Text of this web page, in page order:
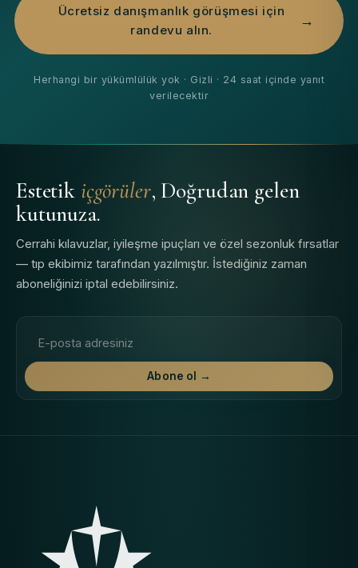
Ücretsiz danışmanlık görüşmesi için
randevu alın.
Herhangi bir yükümlülük yok · Gizli · 24 saat içinde yanıt
verilecektir
Estetik içgörüler, Doğrudan gelen
kutunuza.
Cerrahi kılavuzlar, iyileşme ipuçları ve özel sezonluk fırsatlar
— tıp ekibimiz tarafından yazılmıştır. İstediğiniz zaman
aboneliğinizi iptal edebilirsiniz.
Abone ol →